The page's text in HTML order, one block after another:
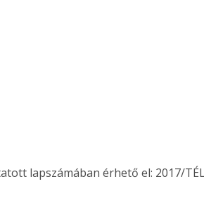
lapszámában érhető el: 2017/